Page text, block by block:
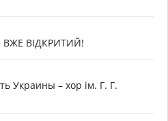
ВІДКРИТИЙ!
Украины – хор ім. Г. Г.